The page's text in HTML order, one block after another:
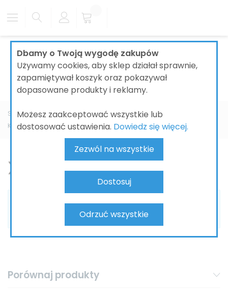
Dbamy o Twoją wygodę zakupów
Używamy cookies, aby sklep działał sprawnie,
zapamiętywał koszyk oraz pokazywał
dopasowane produkty i reklamy.
Możesz zaakceptować wszystkie lub
dostosować ustawienia. Dowiedz się więcej.
Zezwól na wszystkie
Dostosuj
Odrzuć wszystkie
Strona główna ŁAZIENKI LUSTRA ŁAZIENKOWE
KEUCO
X-Line
X-Line
Nie możemy odnaleźć pasujących produktów do
Porównaj produkty